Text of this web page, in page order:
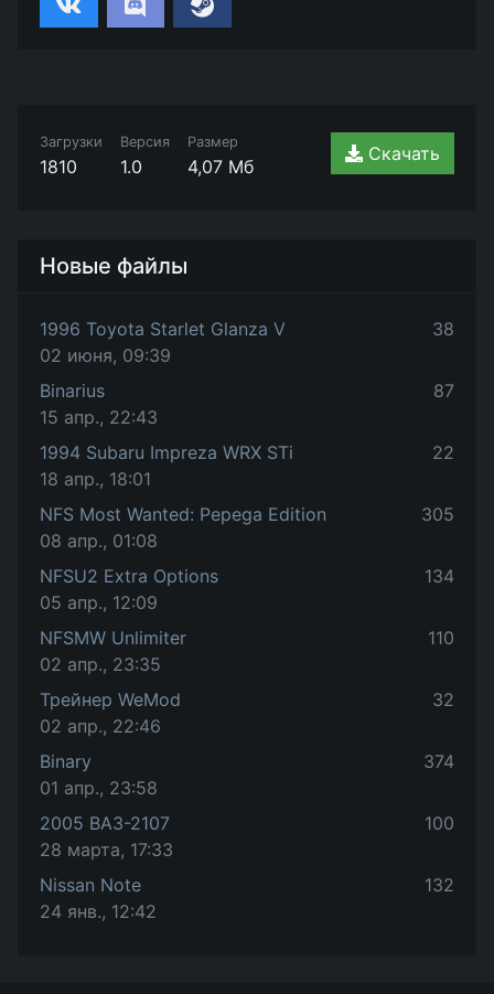
Загрузки
1810
Версия
1.0
Размер
4,07 Мб
Скачать
Новые файлы
1996 Toyota Starlet Glanza V
02 июня, 09:39
38
Binarius
15 апр., 22:43
87
1994 Subaru Impreza WRX STi
18 апр., 18:01
22
NFS Most Wanted: Pepega Edition
08 апр., 01:08
305
NFSU2 Extra Options
05 апр., 12:09
134
NFSMW Unlimiter
02 апр., 23:35
110
Трейнер WeMod
02 апр., 22:46
32
Binary
01 апр., 23:58
374
2005 ВАЗ-2107
28 марта, 17:33
100
Nissan Note
24 янв., 12:42
132